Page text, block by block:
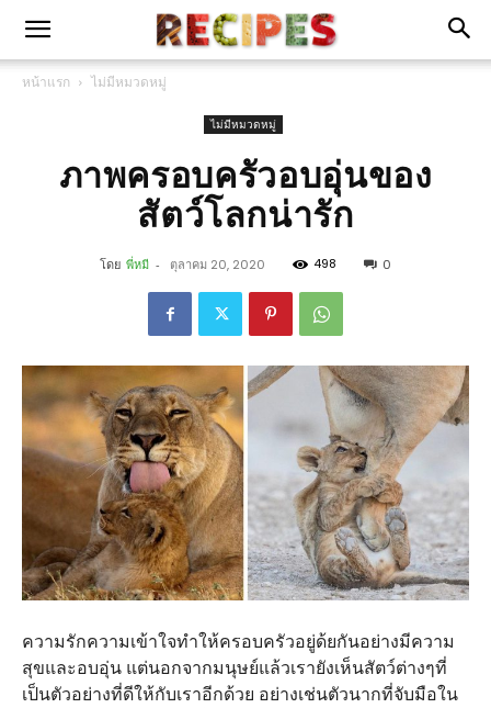
หน้าแรก ไม่มีหมวดหมู่
ไม่มีหมวดหมู่
ภาพครอบครัวอบอุ่นของ
สัตว์โลกน่ารัก
โดย พี่หมี - ตุลาคม 20, 2020 498 0
ความรักความเข้าใจทำให้ครอบครัวอยู่ด้ยกันอย่างมีความ
สุขและอบอุ่น แต่นอกจากมนุษย์แล้วเรายังเห็นสัตว์ต่างๆที่
เป็นตัวอย่างที่ดีให้กับเราอีกด้วย อย่างเช่นตัวนากที่จับมือใน